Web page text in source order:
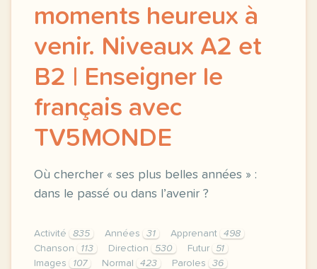
moments heureux à
venir. Niveaux A2 et
B2 | Enseigner le
français avec
TV5MONDE
Où chercher « ses plus belles années » :
dans le passé ou dans l’avenir ?
Activité 835 Années 31 Apprenant
498
Chanson
113 Direction 530 Futur
51
Images
107 Normal 423 Paroles 36